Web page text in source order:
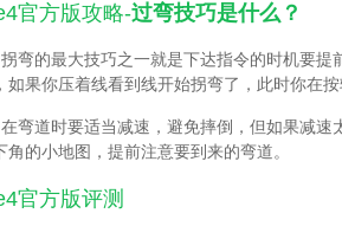
官方版攻略-过弯技巧是什么？
弯的最大技巧之一就是下达指令的时机要
如果你压着线看到线开始拐弯了，此时你在
弯道时要适当减速，避免摔倒，但如果减
角的小地图，提前注意要到来的弯道。
官方版评测
非常好用的赛车游戏。游戏中玩家驾驶摩托